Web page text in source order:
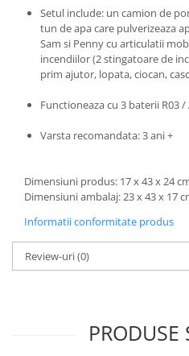
Vektory
Viga Toys
Wonderworld
Woody
Zoch
Setul include: un camion de
tun de apa care pulverizeaza
Sam si Penny cu articulatii
incendiilor (2 stingatoare de
prim ajutor, lopata, ciocan,
Functioneaza cu 3 baterii R03 /
Varsta recomandata: 3 ani +
Dimensiuni produs: 17 x 43 x 24
Dimensiuni ambalaj: 23 x 43 x 17
Informatii conformitate produs
Review-uri(0)
PRODUSE